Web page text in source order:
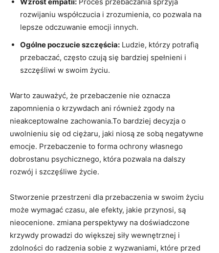
rozwijaniu ⁣współczucia i zrozumienia, co pozwala na
lepsze odczuwanie emocji innych.
Ogólne poczucie⁢ szczęścia: Ludzie, którzy‌ potrafią
przebaczać,⁤ często czują się bardziej spełnieni i
szczęśliwi w swoim życiu.
Warto zauważyć, że przebaczenie nie oznacza‍
zapomnienia o krzywdach ani również zgody na
⁣nieakceptowalne ⁣zachowania.To bardziej decyzja o
uwolnieniu się od ciężaru, jaki niosą ze sobą negatywne
emocje. ​Przebaczenie⁢ to forma ochrony własnego
dobrostanu psychicznego, która pozwala na ⁤dalszy
rozwój i szczęśliwe życie.
Stworzenie przestrzeni dla⁣ przebaczenia w swoim⁤ życiu‌
może​ wymagać czasu, ale efekty, jakie przynosi, są
nieocenione. zmiana perspektywy na doświadczone
krzywdy prowadzi do większej​ siły ⁢wewnętrznej⁤ i
zdolności do radzenia sobie z wyzwaniami, które przed